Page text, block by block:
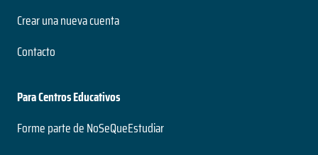
Crear una nueva cuenta
Contacto
Para Centros Educativos
Forme parte de NoSeQueEstudiar